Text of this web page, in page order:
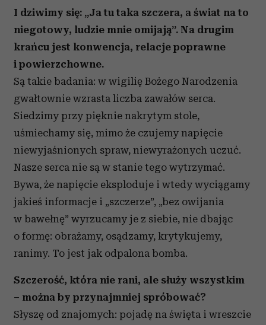
I dziwimy się: „Ja tu taka szczera, a świat na to
niegotowy, ludzie mnie omijają”. Na drugim
krańcu jest konwencja, relacje poprawne
i powierzchowne.
Są takie badania: w wigilię Bożego Narodzenia
gwałtownie wzrasta liczba zawałów serca.
Siedzimy przy pięknie nakrytym stole,
uśmiechamy się, mimo że czujemy napięcie
niewyjaśnionych spraw, niewyrażonych uczuć.
Nasze serca nie są w stanie tego wytrzymać.
Bywa, że napięcie eksploduje i wtedy wyciągamy
jakieś informacje i „szczerze”, „bez owijania
w bawełnę” wyrzucamy je z siebie, nie dbając
o formę: obrażamy, osądzamy, krytykujemy,
ranimy. To jest jak odpalona bomba.
Szczerość, która nie rani, ale służy wszystkim
– można by przynajmniej spróbować?
Słyszę od znajomych: pojadę na święta i wreszcie